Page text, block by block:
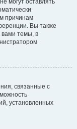
могут оставлять
причинам
Вы также
вами темы, в
связанные с
установленных